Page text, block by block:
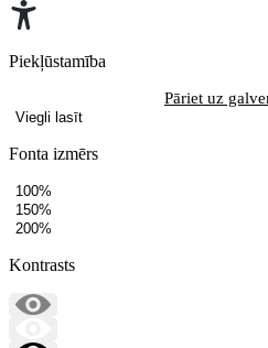
Piekļūstamība
Pāriet uz
Viegli lasīt
Fonta izmērs
100%
150%
200%
Kontrasts